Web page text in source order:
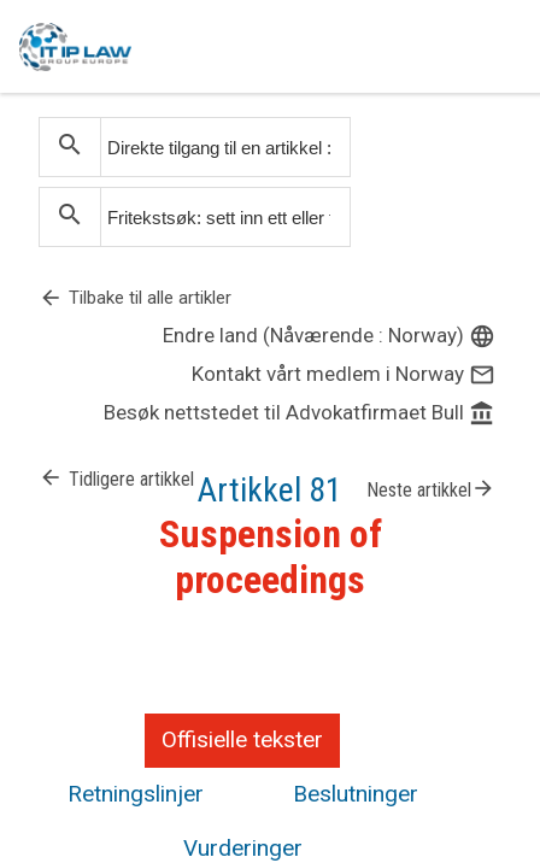
search
search
arrow_back Tilbake til alle artikler
Endre land (Nåværende : Norway) language
Kontakt vårt medlem i Norway mail_outline
Besøk nettstedet til Advokatfirmaet Bull account_balance
arrow_back Tidligere artikkel Artikkel 81 Neste artikkel arrow_forward
Suspension of
proceedings
Offisielle tekster
Retningslinjer
Beslutninger
Vurderinger